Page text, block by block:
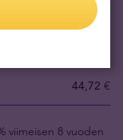
95,30 €
44,72 €
viimeisen 8 vuoden